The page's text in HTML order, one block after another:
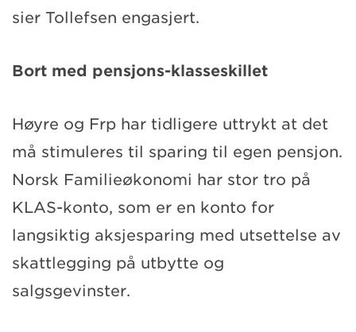
sier Tollefsen engasjert.
Bort med pensjons-klasseskillet
Høyre og Frp har tidligere uttrykt at det
må stimuleres til sparing til egen pensjon.
Norsk Familieøkonomi har stor tro på
KLAS-konto, som er en konto for
langsiktig aksjesparing med utsettelse av
skattlegging på utbytte og
salgsgevinster.